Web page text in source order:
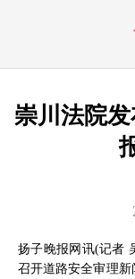
崇川法院
扬子晚报网讯(记者
召开道路安全审理新